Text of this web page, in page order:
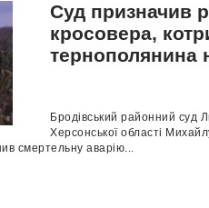
Суд призначив
кросовера,
тернополянина
Бродівський районний суд
Херсонської області
смертельну аварію...